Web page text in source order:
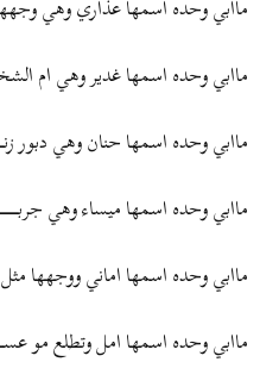
ماابي وحده اسمها عذاري وهي وجهها شوارع
ماابي وحده اسمها غدير وهي ام
ماابي وحده اسمها حنان وهي دبور
ماابي وحده اسمها ميساء وهي
ماابي وحده اسمها اماني ووجهها مثل الخبز
ماابي وحده اسمها امل وتطلع مو